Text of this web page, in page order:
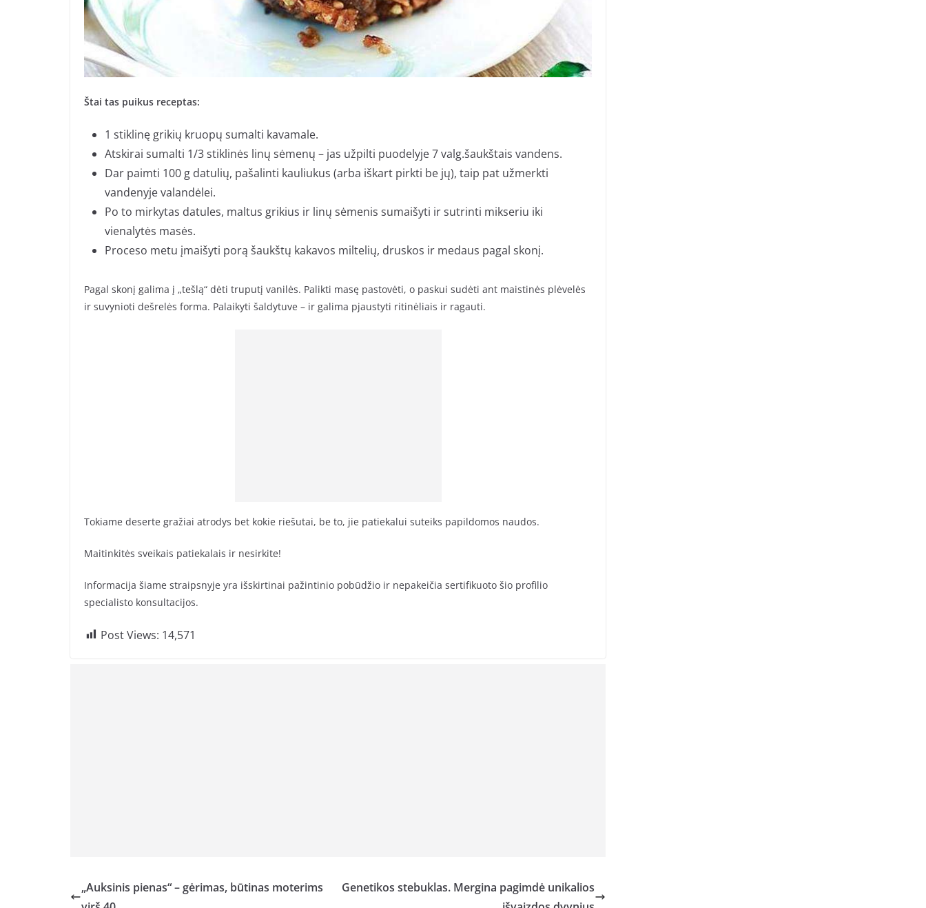
Štai tas puikus receptas:
1 stiklinę grikių kruopų sumalti kavamale.
Atskirai sumalti 1/3 stiklinės linų sėmenų – jas užpilti puodelyje 7 valg.šaukštais vandens.
Dar paimti 100 g datulių, pašalinti kauliukus (arba iškart pirkti be jų), taip pat užmerkti
vandenyje valandėlei.
Po to mirkytas datules, maltus grikius ir linų sėmenis sumaišyti ir sutrinti mikseriu iki
vienalytės masės.
Proceso metu įmaišyti porą šaukštų kakavos miltelių, druskos ir medaus pagal skonį.
Pagal skonį galima į „tešlą“ dėti truputį vanilės. Palikti masę pastovėti, o paskui sudėti ant maistinės plėvelės
ir suvynioti dešrelės forma. Palaikyti šaldytuve – ir galima pjaustyti ritinėliais ir ragauti.
Tokiame deserte gražiai atrodys bet kokie riešutai, be to, jie patiekalui suteiks papildomos naudos.
Maitinkitės sveikais patiekalais ir nesirkite!
Informacija šiame straipsnyje yra išskirtinai pažintinio pobūdžio ir nepakeičia sertifikuoto šio profilio
specialisto konsultacijos.
Post Views: 14,571
„Auksinis pienas“ – gėrimas, būtinas moterims
Genetikos stebuklas. Mergina pagimdė unikalios